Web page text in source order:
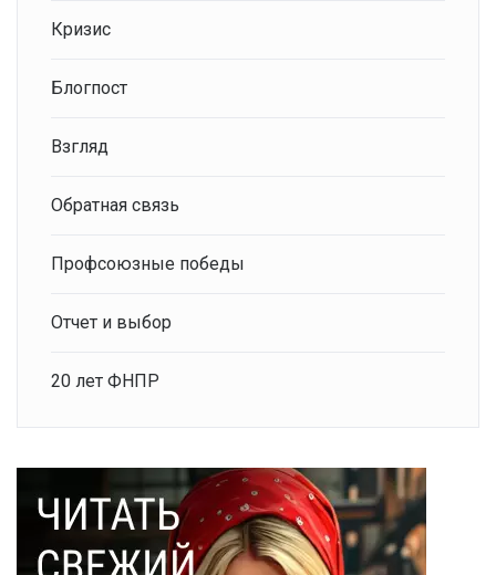
Кризис
Блогпост
Взгляд
Обратная связь
Профсоюзные победы
Отчет и выбор
20 лет ФНПР